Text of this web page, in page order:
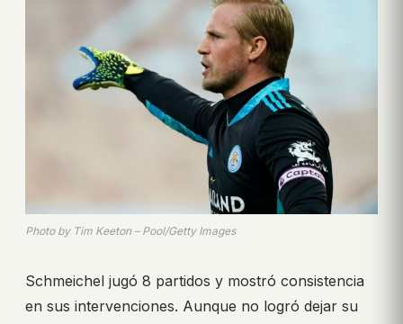
Photo by Tim Keeton – Pool/Getty Images
Schmeichel jugó 8 partidos y mostró consistencia
en sus intervenciones. Aunque no logró dejar su